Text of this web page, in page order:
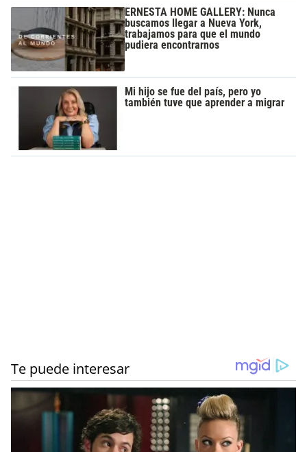
ERNESTA HOME GALLERY: Nunca
buscamos llegar a Nueva York,
trabajamos para que el mundo
pudiera encontrarnos
Mi hijo se fue del país, pero yo
también tuve que aprender a migrar